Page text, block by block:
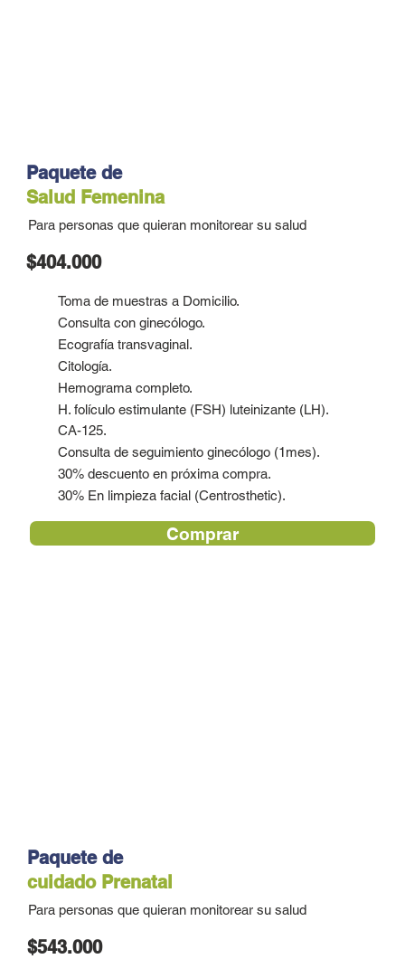
Paquete de
Salud Femenina
Para personas que quieran monitorear su salud
$404.000
Toma de muestras a Domicilio.
Consulta con ginecólogo.
Ecografía transvaginal.
Citología.
Hemograma completo.
H. folículo estimulante (FSH) luteinizante (LH).
CA-125.
Consulta de seguimiento ginecólogo (1mes).
30% descuento en próxima compra.
30% En limpieza facial (Centrosthetic).
Comprar
Paquete de
cuidado Prenatal
Para personas que quieran monitorear su salud
$543.000